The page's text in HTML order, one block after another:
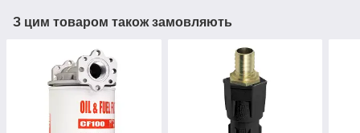
З цим товаром також замовляють